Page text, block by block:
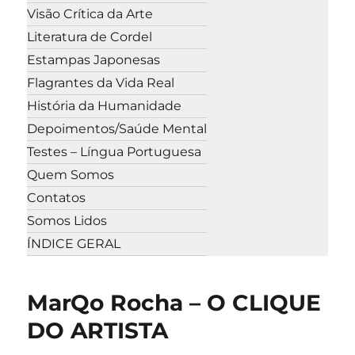
Visão Crítica da Arte
Literatura de Cordel
Estampas Japonesas
Flagrantes da Vida Real
História da Humanidade
Depoimentos/Saúde Mental
Testes – Língua Portuguesa
Quem Somos
Contatos
Somos Lidos
ÍNDICE GERAL
MarQo Rocha – O CLIQUE
DO ARTISTA